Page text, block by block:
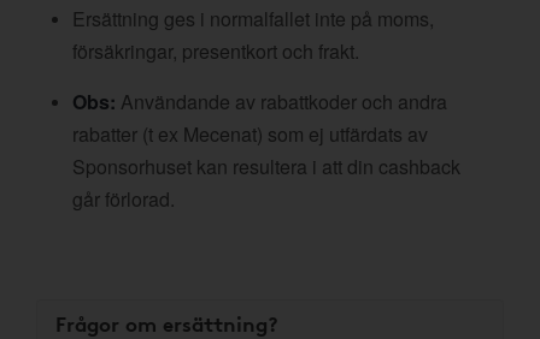
Ersättning ges i normalfallet inte på moms,
försäkringar, presentkort och frakt.
Obs: Användande av rabattkoder och andra
rabatter (t ex Mecenat) som ej utfärdats av
Sponsorhuset kan resultera i att din cashback
går förlorad.
Frågor om ersättning?